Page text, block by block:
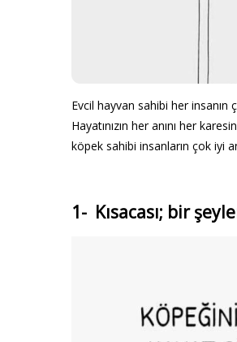
Evcil hayvan sahibi her
Hayatınızın her anını her
köpek sahibi insanların çok iyi
1- Kısacası; bir